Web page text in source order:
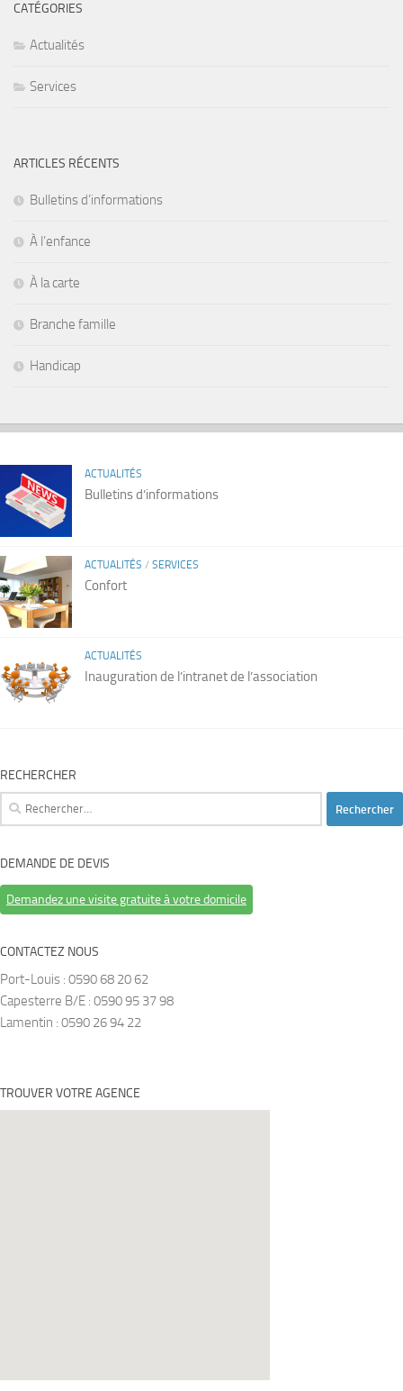
CATÉGORIES
Actualités
Services
ARTICLES RÉCENTS
Bulletins d’informations
À l’enfance
À la carte
Branche famille
Handicap
ACTUALITÉS
Bulletins d’informations
ACTUALITÉS / SERVICES
Confort
ACTUALITÉS
Inauguration de l’intranet de l’association
RECHERCHER
Rechercher :
DEMANDE DE DEVIS
Demandez une visite gratuite à votre domicile
CONTACTEZ NOUS
Port-Louis : 0590 68 20 62
Capesterre B/E : 0590 95 37 98
Lamentin : 0590 26 94 22
TROUVER VOTRE AGENCE